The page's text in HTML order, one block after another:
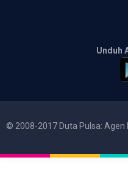
Unduh
© 2008-2017 Duta Pulsa: Agen